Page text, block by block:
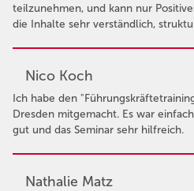
teilzunehmen, und kann nur
die Inhalte sehr verständlich,
Nico Koch
Ich habe den
Dresden mitgemacht. Es war
gut und das Seminar sehr hilfreich.
Nathalie Matz